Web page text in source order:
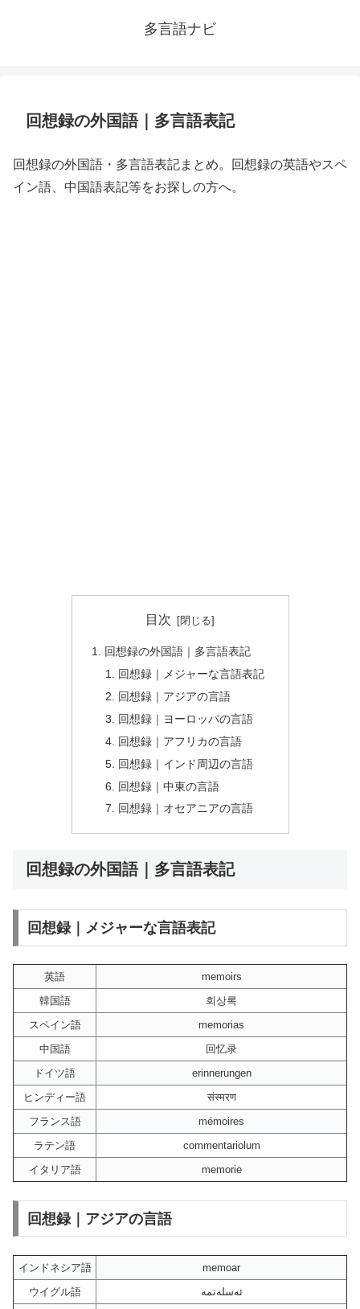
多言語ナビ
回想録の外国語｜多言語表記
回想録の外国語・多言語表記まとめ。回想録の英語やスペ
イン語、中国語表記等をお探しの方へ。
目次
回想録の外国語｜多言語表記
回想録｜メジャーな言語表記
回想録｜アジアの言語
回想録｜ヨーロッパの言語
回想録｜アフリカの言語
回想録｜インド周辺の言語
回想録｜中東の言語
回想録｜オセアニアの言語
回想録の外国語｜多言語表記
回想録｜メジャーな言語表記
英語
memoirs
韓国語
회상록
スペイン語
memorias
中国語
回忆录
ドイツ語
erinnerungen
ヒンディー語
संस्मरण
フランス語
mémoires
ラテン語
commentariolum
イタリア語
memorie
回想録｜アジアの言語
インドネシア語
memoar
ウイグル語
ئەسلەتمە